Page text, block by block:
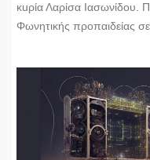
κuρία Λαρίσα Ιασωνίδου.
Φωνητικής προπαιδείας